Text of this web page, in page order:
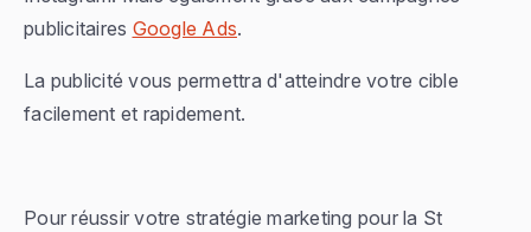
publicitaires Google Ads.
La publicité vous permettra d'atteindre votre cible
facilement et rapidement.
Pour réussir votre stratégie marketing pour la St